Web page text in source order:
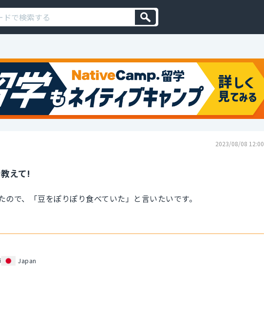
2023/08/08 12:00
えて!
で、「豆をぽりぽり食べていた」と言いたいです。
Japan